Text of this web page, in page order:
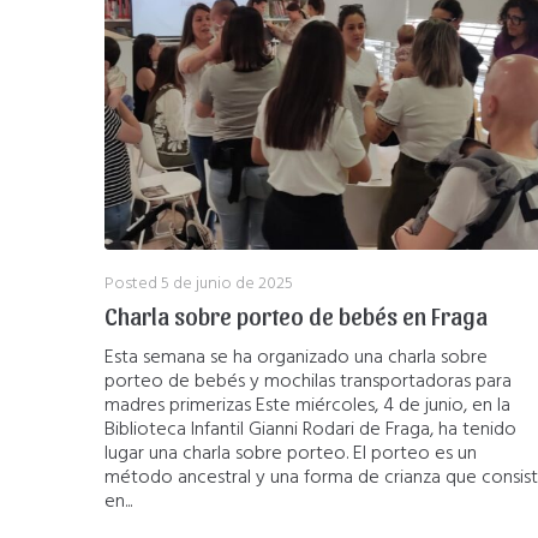
Posted5 de junio de 2025
Charla sobre porteo de bebés en Fraga
Esta semana se ha organizado una charla sobre
porteo de bebés y mochilas transportadoras para
madres primerizas Este miércoles, 4 de junio, en la
Biblioteca Infantil Gianni Rodari de Fraga, ha tenido
lugar una charla sobre porteo. El porteo es un
método ancestral y una forma de crianza que
en...